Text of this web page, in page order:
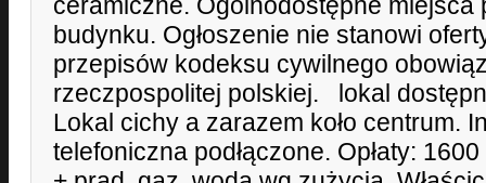
ceramiczne. Ogólnodostępne miejsca
budynku. Ogłoszenie nie stanowi
przepisów kodeksu cywilnego
rzeczpospolitej polskiej. lokal
Lokal cichy a zarazem koło centrum.
telefoniczna podłączone. Opłaty: